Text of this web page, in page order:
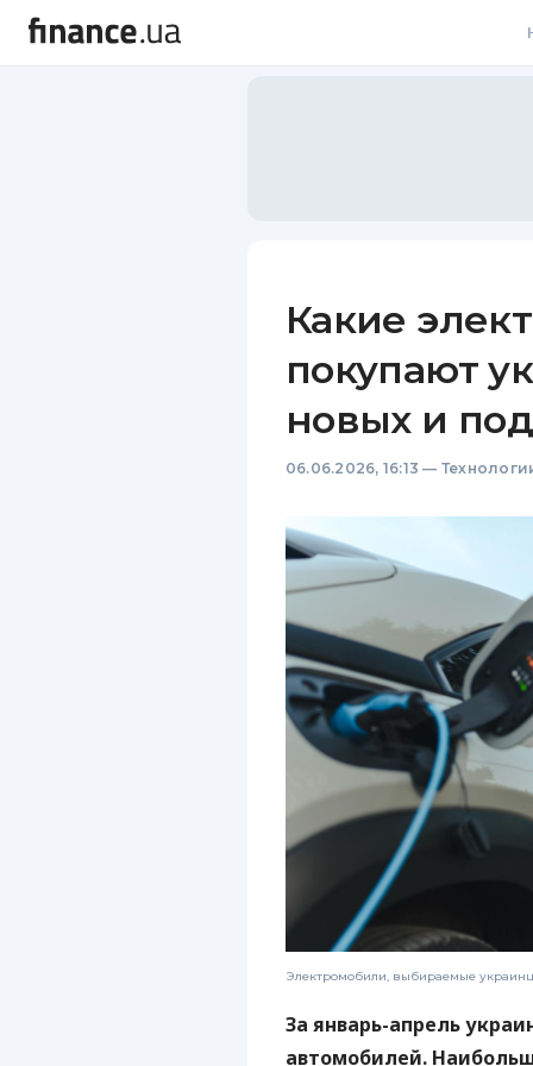
Какие
покупают
новых и
06.06.2026, 16:13 —
Электромобили, выбираемые
За январь-апрель
автомобилей.